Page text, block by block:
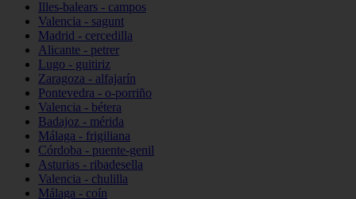
Illes-balears - campos
Valencia - sagunt
Madrid - cercedilla
Alicante - petrer
Lugo - guitiriz
Zaragoza - alfajarín
Pontevedra - o-porriño
Valencia - bétera
Badajoz - mérida
Málaga - frigiliana
Córdoba - puente-genil
Asturias - ribadesella
Valencia - chulilla
Málaga - coín